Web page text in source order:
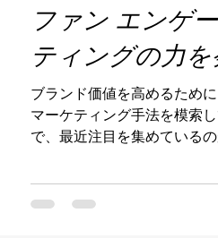
ると、お客様はそのブラン
リピーターやファンになっ
が曖昧だと、どんなに良い
略とは、企業や商品の「顔
上げることです。これには
ジ、顧客とのコミュニケー
ファン エンゲ
ティングの力
ブランド価値を高めるため
マーケティング手法を模索
で、最近注目を集めている
ンドを育てる方法です。今
marketingの魅力と効果、そ